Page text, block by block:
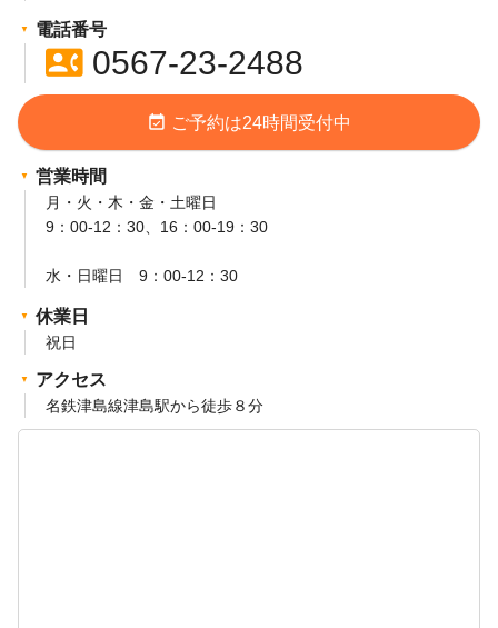
電話番号
contact_phone0567-23-2488
event_available ご予約は24時間受付中
営業時間
月・火・木・金・土曜日
9：00-12：30、16：00-19：30
水・日曜日 9：00-12：30
休業日
祝日
アクセス
名鉄津島線津島駅から徒歩８分